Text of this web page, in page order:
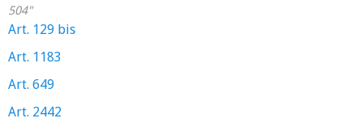
504"
Art. 129 bis
Art. 1183
Art. 649
Art. 2442